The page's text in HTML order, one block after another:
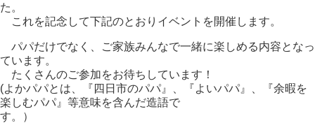
た。
これを記念して下記のとおりイベントを開催します。
パパだけでなく、ご家族みんなで一緒に楽しめる内容となっ
ています。
たくさんのご参加をお待ちしています！
(よかパパとは、『四日市のパパ』、『よいパパ』、『余暇を
楽しむパパ』等意味を含んだ造語で
す。）